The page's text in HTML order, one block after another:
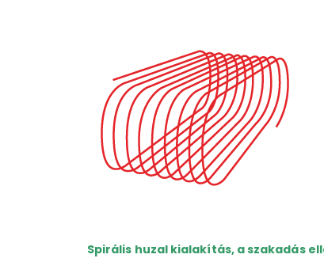
Spirális huzal kialakítás, a szakadás